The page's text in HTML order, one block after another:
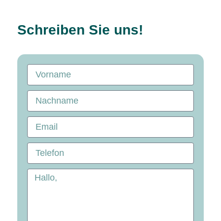
Schreiben Sie uns!